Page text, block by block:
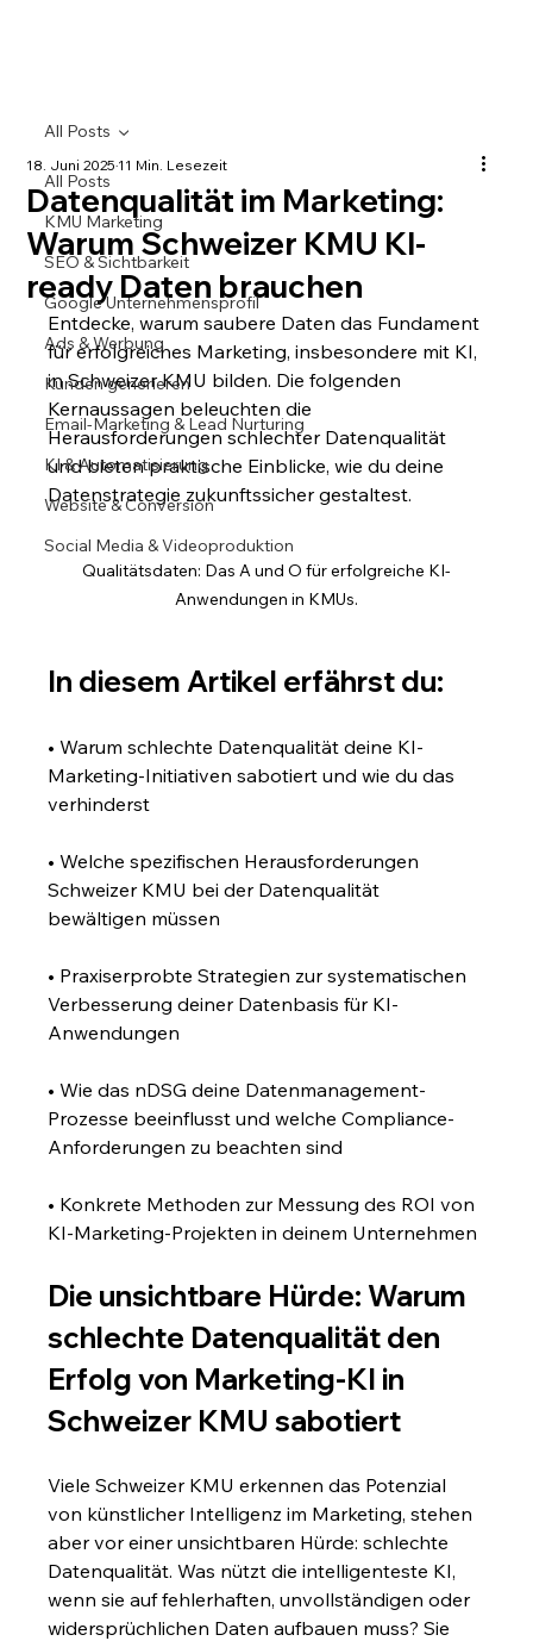
All Posts
KMU Marketing
SEO & Sichtbarkeit
Google Unternehmensprofil
Ads & Werbung
Kunden generieren
Email-Marketing & Lead Nurturing
KI & Automatisierung
Website & Conversion
Social Media & Videoproduktion
All Posts
Datenqualität im Marketing:
Warum Schweizer KMU KI-
ready Daten brauchen
18. Juni 202511 Min. Lesezeit
Entdecke, warum saubere Daten das Fundament
für erfolgreiches Marketing, insbesondere mit KI,
in Schweizer KMU bilden. Die folgenden
Kernaussagen beleuchten die
Herausforderungen schlechter Datenqualität
und bieten praktische Einblicke, wie du deine
Datenstrategie zukunftssicher gestaltest.
Qualitätsdaten: Das A und O für erfolgreiche KI-
Anwendungen in KMUs.
In diesem Artikel erfährst du:
• Warum schlechte Datenqualität deine KI-
Marketing-Initiativen sabotiert und wie du das
verhinderst
• Welche spezifischen Herausforderungen
Schweizer KMU bei der Datenqualität
bewältigen müssen
• Praxiserprobte Strategien zur systematischen
Verbesserung deiner Datenbasis für KI-
Anwendungen
• Wie das nDSG deine Datenmanagement-
Prozesse beeinflusst und welche Compliance-
Anforderungen zu beachten sind
• Konkrete Methoden zur Messung des ROI von
KI-Marketing-Projekten in deinem Unternehmen
Die unsichtbare Hürde: Warum
schlechte Datenqualität den
Erfolg von Marketing-KI in
Schweizer KMU sabotiert
Viele Schweizer KMU erkennen das Potenzial
von künstlicher Intelligenz im Marketing, stehen
aber vor einer unsichtbaren Hürde: schlechte
Datenqualität. Was nützt die intelligenteste KI,
wenn sie auf fehlerhaften, unvollständigen oder
widersprüchlichen Daten aufbauen muss? Sie